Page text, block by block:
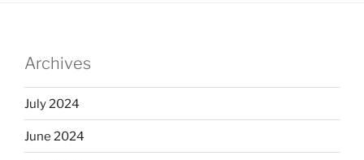
Archives
July 2024
June 2024